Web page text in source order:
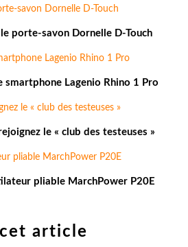
porte-savon Dornelle D-Touch
smartphone Lagenio Rhino 1 Pro
le « club des testeuses »
pliable MarchPower P20E
article